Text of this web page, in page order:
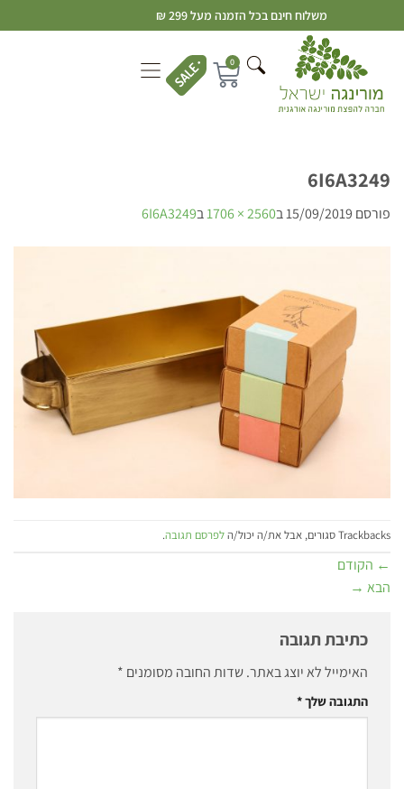
משלוח חינם בכל הזמנה מעל 299 ₪
0
6I6A3249
פורסם 15/09/2019ב2560 × 1706 ב6I6A3249
Trackbacks סגורים, אבל את/ה יכול/ה לפרסם תגובה.
← הקודם
הבא →
כתיבת תגובה
האימייל לא יוצג באתר.שדות החובה מסומנים *
התגובה שלך*